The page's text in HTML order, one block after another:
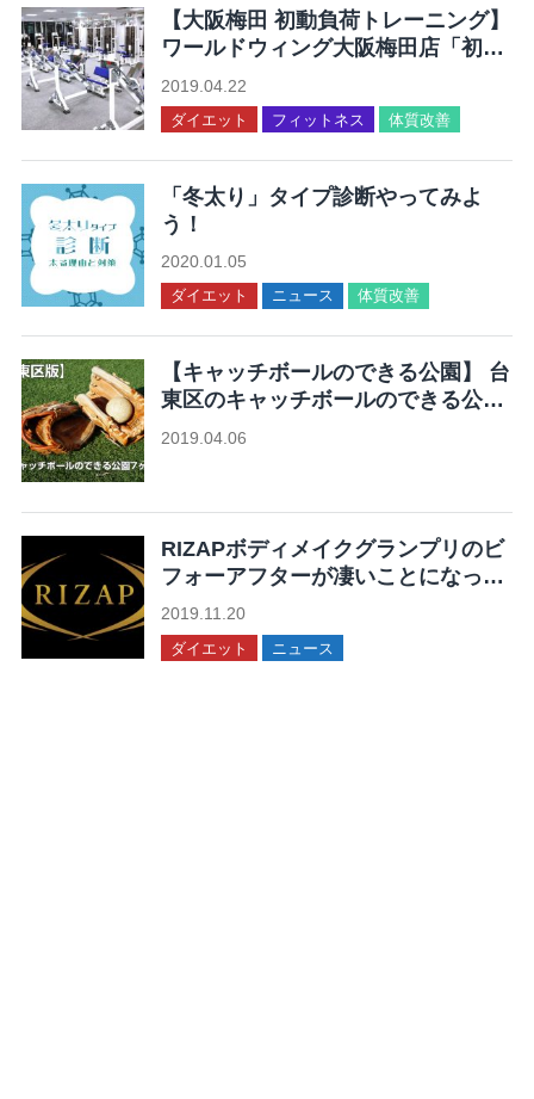
【大阪梅田 初動負荷トレーニング】
ワールドウィング大阪梅田店「初動
負荷トレーニングが体験できる」
2019.04.22
ダイエット フィットネス 体質改善
「冬太り」タイプ診断やってみよ
う！
2020.01.05
ダイエット ニュース 体質改善
【キャッチボールのできる公園】 台
東区のキャッチボールのできる公園
7ヶ所まとめ
2019.04.06
RIZAPボディメイクグランプリのビ
フォーアフターが凄いことになって
る！
2019.11.20
ダイエット ニュース